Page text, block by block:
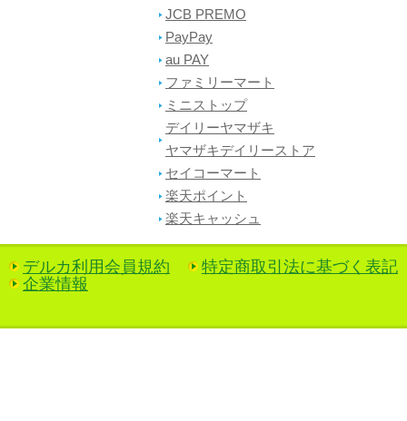
JCB PREMO
PayPay
au PAY
ファミリーマート
ミニストップ
デイリーヤマザキ
ヤマザキデイリーストア
セイコーマート
楽天ポイント
楽天キャッシュ
デルカ利用会員規約
特定商取引法に基づく表記
企業情報